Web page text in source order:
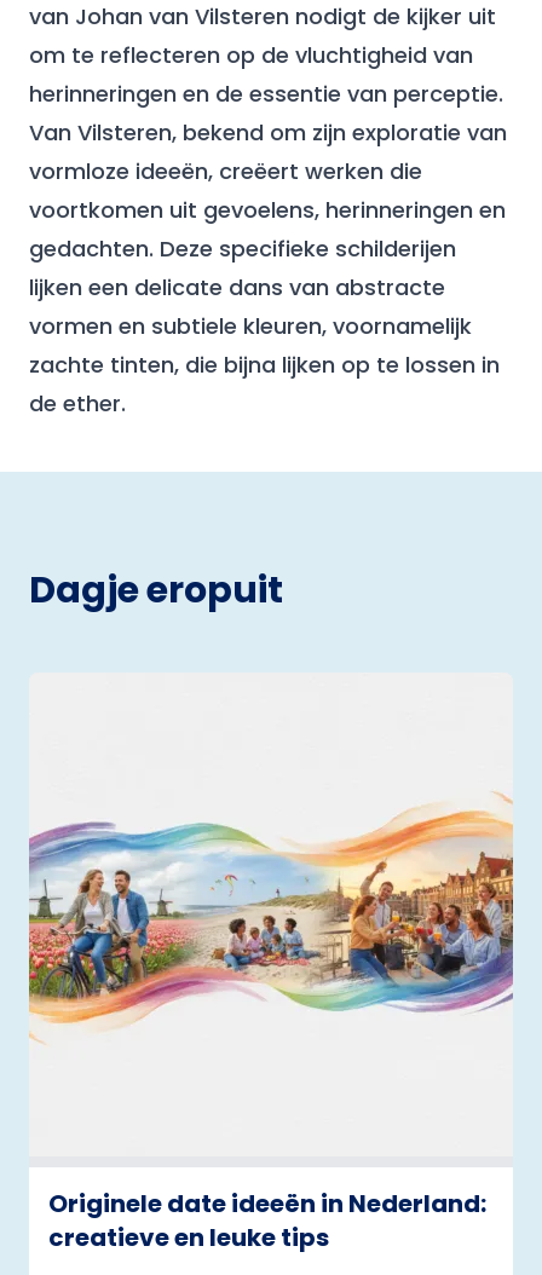
van Johan van Vilsteren nodigt de kijker uit
om te reflecteren op de vluchtigheid van
herinneringen en de essentie van perceptie.
Van Vilsteren, bekend om zijn exploratie van
vormloze ideeën, creëert werken die
voortkomen uit gevoelens, herinneringen en
gedachten. Deze specifieke schilderijen
lijken een delicate dans van abstracte
vormen en subtiele kleuren, voornamelijk
zachte tinten, die bijna lijken op te lossen in
de ether.
Dagje eropuit
Originele date ideeën in Nederland:
creatieve en leuke tips